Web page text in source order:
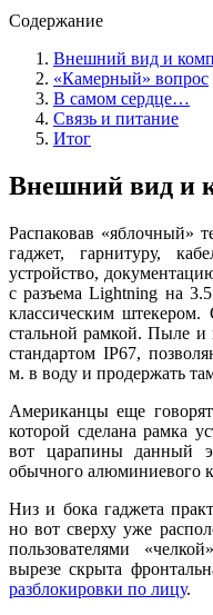
Содержание
Внешний вид и
«Камерный» вопрос
В самом сердце…
Связь и питание
Итог
Внешний вид и
Распаковав «яблочный»
гаджет, гарнитуру,
устройство,
с разъема Lightning на
классическим
стальной рамкой. Пыле и
стандартом IP67,
м. в воду и продержать
Американцы еще
которой сделана рамка
вот царапины данный
обычного алюминиевого
Низ и бока гаджета
но вот сверху уже
пользователями
вырезе скрыта
разблокировки по лицу.